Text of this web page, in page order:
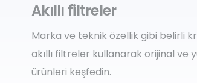
Akıllı filtreler
Marka ve teknik özellik gibi belirli
akıllı filtreler kullanarak orijinal ve
ürünleri keşfedin.